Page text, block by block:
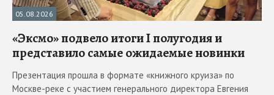
05.08.2026
«Эксмо» подвело итоги I полугодия и
представило самые ожидаемые новинки
Презентация прошла в формате «книжного круиза» по
Москве-реке с участием генерального директора Евгения